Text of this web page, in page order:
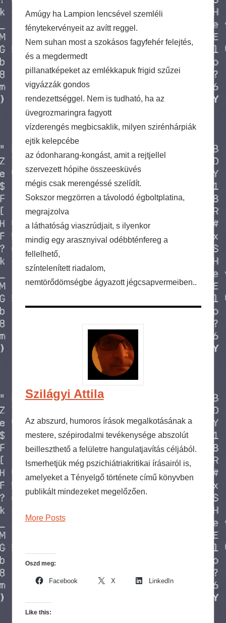
Amúgy ha Lampion lencsével szemléli
fénytekervényeit az avítt reggel.
Nem suhan most a szokásos fagyfehér felejtés,
és a megdermedt
pillanatképeket az emlékkapuk frigid szűzei
vigyázzák gondos
rendezettséggel. Nem is tudható, ha az
üvegrozmaringra fagyott
vízderengés megbicsaklik, milyen szirénhárpiák
ejtik kelepcébe
az ódonharang-kongást, amit a rejtjellel
szervezett hópihe összeesküvés
mégis csak merengéssé szelídít.
Sokszor megzörren a távolodó égboltplatina,
megrajzolva
a láthatóság viaszrúdjait, s ilyenkor
mindig egy arasznyival odébbténfereg a
fellelhető,
színtelenített riadalom,
nemtörődömségbe ágyazott jégcsapvermeiben..
Szilágyi Attila
Az abszurd, humoros írások megalkotásának a
mestere, szépirodalmi tevékenysége abszolút
beilleszthető a felületre hangulatjavítás céljából.
Ismerhetjük még pszichiátriakritikai írásairól is,
amelyeket a Tényelgő története című könyvben
publikált mindezeket megelőzően.
More Posts
Oszd meg:
Facebook X LinkedIn
Like this: